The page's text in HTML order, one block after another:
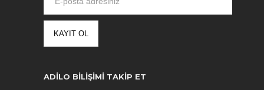
ADILO BILIŞIMI TAKIP ET